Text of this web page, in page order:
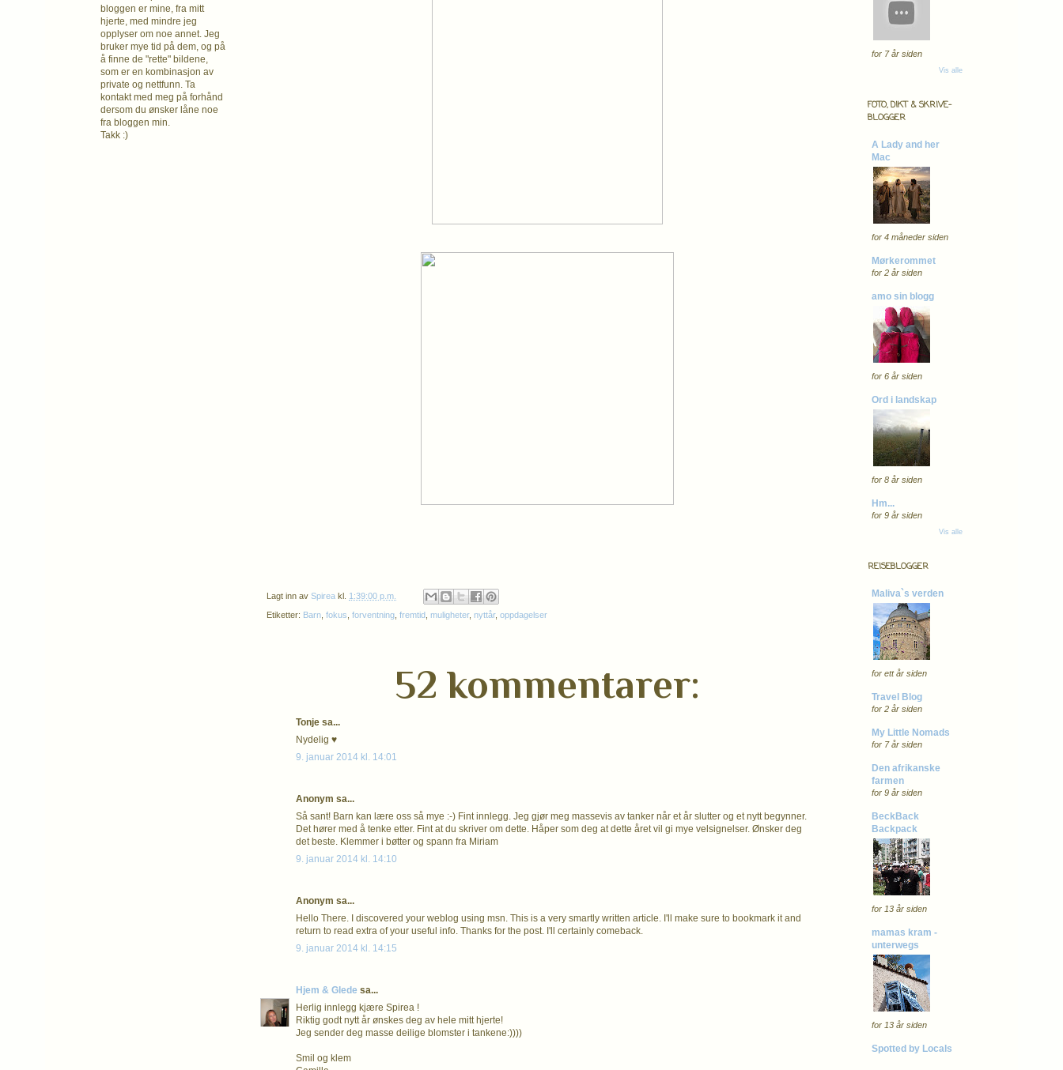
Lagt inn av Spirea kl. 1:39:00 p.m.
Etiketter: Barn fokus forventning fremtid muligheter, nyttår, oppdagelser
52 kommentarer:
Tonje sa...
Nydelig ♥
9. januar 2014 kl. 14:01
Anonym sa...
Så sant! Barn kan lære oss så mye :-) Fint innlegg. Jeg gjør meg massevis av tanker når et år slutter og et nytt begynner.
Det hører med å tenke etter. Fint at du skriver om dette. Håper som deg at dette året vil gi mye velsignelser. Ønsker deg
det beste. Klemmer i bøtter og spann fra Miriam
9. januar 2014 kl. 14:10
Anonym sa...
Hello There. I discovered your weblog using msn. This is a very smartly written article. I'll make sure to bookmark it and
return to read extra of your useful info. Thanks for the post. I'll certainly comeback.
9. januar 2014 kl. 14:15
Hjem & Glede sa...
Herlig innlegg kjære Spirea !
Riktig godt nytt år ønskes deg av hele mitt hjerte!
Jeg sender deg masse deilige blomster i tankene:))))
Smil og klem
bloggen er mine, fra mitt
hjerte, med mindre jeg
opplyser om noe annet. Jeg
bruker mye tid på dem, og på
å finne de "rette" bildene,
som er en kombinasjon av
private og nettfunn. Ta
kontakt med meg på forhånd
dersom du ønsker låne noe
fra bloggen min.
Takk :)
for 7 år siden
Vis alle
FOTO, DIKT & SKRIVE-
BLOGGER
A Lady and her
Mac
for 4 måneder siden
Mørkerommet
for 2 år siden
amo sin blogg
for 6 år siden
Ord i landskap
for 8 år siden
Hm...
for 9 år siden
Vis alle
REISEBLOGGER
Maliva`s verden
for ett år siden
Travel Blog
for 2 år siden
My Little Nomads
for 7 år siden
Den afrikanske
farmen
for 9 år siden
BeckBack
Backpack
for 13 år siden
mamas kram -
unterwegs
for 13 år siden
Spotted by Locals